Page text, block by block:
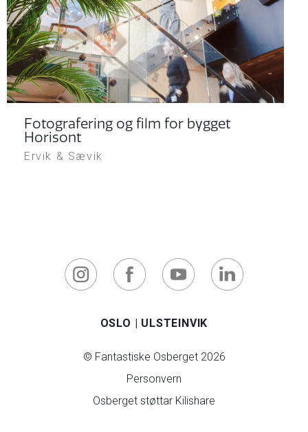
Fotografering og film for bygget
Horisont
Ervik & Sævik
OSLO | ULSTEINVIK
© Fantastiske Osberget 2026
Personvern
Osberget støttar Kilishare